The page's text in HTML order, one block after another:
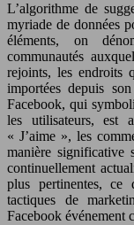
L’algorithme de
myriade de données
éléments, on
communautés
rejoints, les endroits
importées depuis
Facebook, qui
les utilisateurs, est
« J’aime », les
manière significative
continuellement
plus pertinentes, ce
tactiques de
Facebook événement